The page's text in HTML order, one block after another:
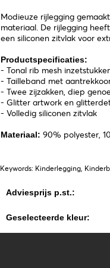
Modieuze rijlegging
materiaal. De rijlegging
een siliconen zitvlak voor
Productspecificaties:
- Tonal rib mesh
- Tailleband met
- Twee zijzakken, diep
- Glitter artwork en
- Volledig siliconen zitvlak
Materiaal: 90% polyester,
Keywords: Kinderlegging,
Adviesprijs p.st.:
Geselecteerde kleur: